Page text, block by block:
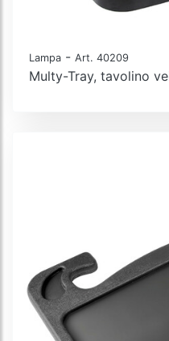
Lampa - Art. 40209
Multy-Tray, tavolino